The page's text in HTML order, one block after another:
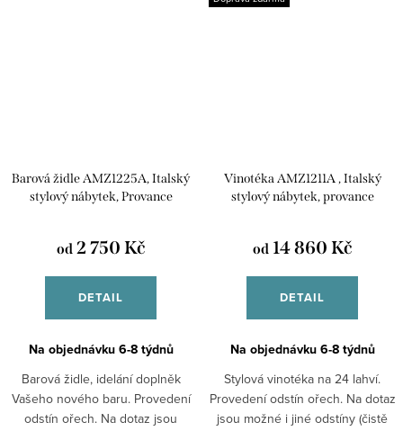
Barová židle AMZ1225A, Italský
stylový nábytek, Provance
od2 750 Kč
DETAIL
Na objednávku 6-8 týdnů
Barová židle, idelání doplněk
Vašeho nového baru. Provedení
odstín ořech. Na dotaz jsou
Vinotéka AMZ1211A , Italský
stylový nábytek, provance
od14 860 Kč
DETAIL
Na objednávku 6-8 týdnů
Stylová vinotéka na 24 lahví.
Provedení odstín ořech. Na dotaz
jsou možné i jiné odstíny (čistě